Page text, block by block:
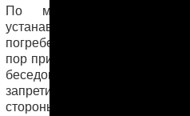
По местным обычаям,
устанавливается, как
погребения, чтобы осел
пор принято устанавливать
беседовавшие с
запретили. На нее также
стороны руководства школы.